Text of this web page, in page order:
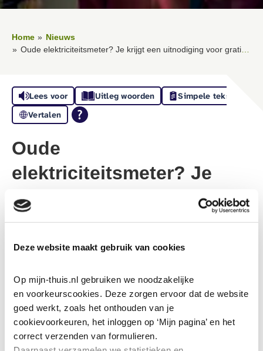
Deze website maakt gebruik van cookies
Op mijn-thuis.nl gebruiken we noodzakelijke
en voorkeurscookies. Deze zorgen ervoor dat de website
goed werkt, zoals het onthouden van je
cookievoorkeuren, het inloggen op ‘Mijn pagina’ en het
correct verzenden van formulieren.
Home
Nieuws
Oude elektriciteitsmeter? Je krijgt een uitnodiging voor gratis vervanging
Lees voor Uitleg woorden
Simpele tekst
Vertalen
Oude
elektriciteitsmeter? Je
krijgt een uitnodiging
voor gratis vervanging
Sinds 1 januari 2026 geldt de nieuwe Energiewet.
Daarin staat dat oude elektriciteitsmeters vervangen
moeten worden door een digitale of slimme meter.
Heb je nog een oude meter in huis? Dan krijg je een
brief van je netbeheerder (bijvoorbeeld Enexis). Met